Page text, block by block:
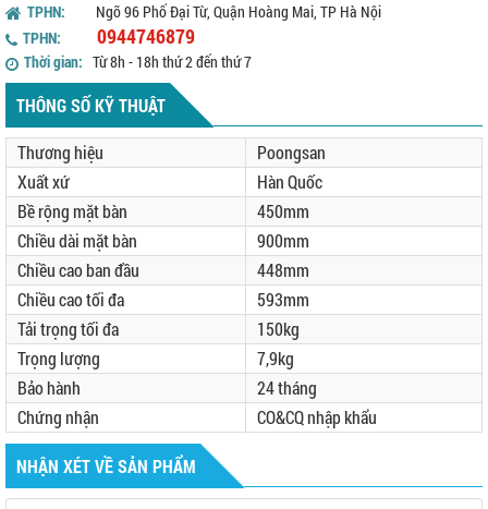
TPHN:
Ngõ 96 Phố Đại Từ, Quận Hoàng Mai, TP Hà Nội
TPHN:
0944746879
Thời gian: Từ 8h - 18h thứ 2 đến thứ 7
THÔNG SỐ KỸ THUẬT
Thương hiệu
Poongsan
Xuất xứ
Hàn Quốc
Bề rộng mặt bàn
450mm
Chiều dài mặt bàn
900mm
Chiều cao ban đầu
448mm
Chiều cao tối đa
593mm
Tải trọng tối đa
150kg
Trọng lượng
7,9kg
Bảo hành
24 tháng
Chứng nhận
CO&CQ nhập khẩu
NHẬN XÉT VỀ SẢN PHẨM